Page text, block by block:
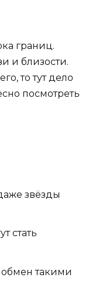
границ.
и близости.
то тут дело
посмотреть
звёзды
стать
такими